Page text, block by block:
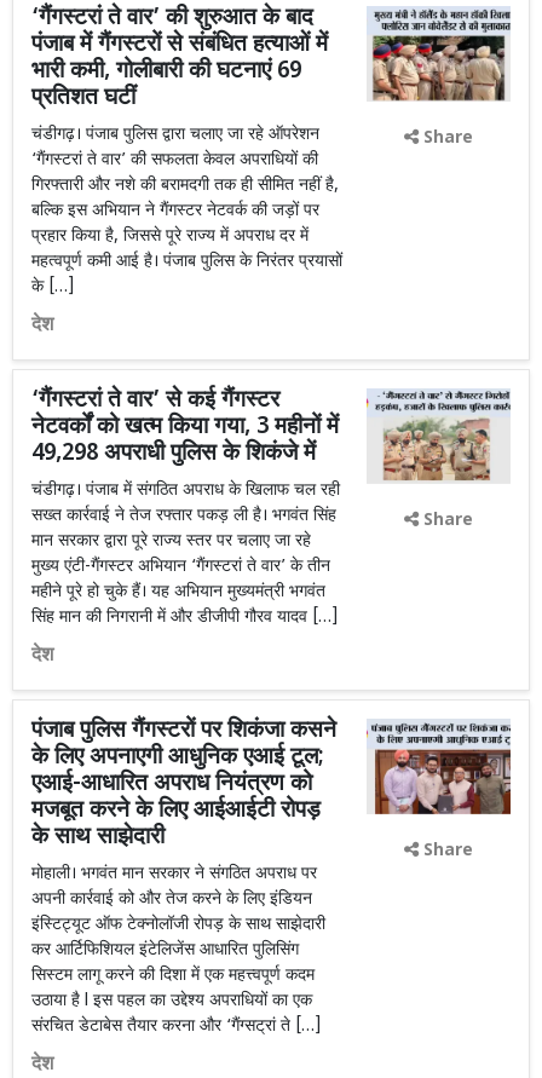
‘गैंगस्टरां ते वार’ की शुरुआत के बाद
पंजाब में गैंगस्टरों से संबंधित हत्याओं में
भारी कमी, गोलीबारी की घटनाएं 69
प्रतिशत घटीं
चंडीगढ़। पंजाब पुलिस द्वारा चलाए जा रहे ऑपरेशन
‘गैंगस्टरां ते वार’ की सफलता केवल अपराधियों की
गिरफ्तारी और नशे की बरामदगी तक ही सीमित नहीं है,
बल्कि इस अभियान ने गैंगस्टर नेटवर्क की जड़ों पर
प्रहार किया है, जिससे पूरे राज्य में अपराध दर में
महत्वपूर्ण कमी आई है। पंजाब पुलिस के निरंतर प्रयासों
के […]
देश
Share
‘गैंगस्टरां ते वार’ से कई गैंगस्टर
नेटवर्कों को खत्म किया गया, 3 महीनों में
49,298 अपराधी पुलिस के शिकंजे में
चंडीगढ़। पंजाब में संगठित अपराध के खिलाफ चल रही
सख्त कार्रवाई ने तेज रफ्तार पकड़ ली है। भगवंत सिंह
मान सरकार द्वारा पूरे राज्य स्तर पर चलाए जा रहे
मुख्य एंटी-गैंगस्टर अभियान ‘गैंगस्टरां ते वार’ के तीन
महीने पूरे हो चुके हैं। यह अभियान मुख्यमंत्री भगवंत
सिंह मान की निगरानी में और डीजीपी गौरव यादव […]
देश
Share
पंजाब पुलिस गैंगस्टरों पर शिकंजा कसने
के लिए अपनाएगी आधुनिक एआई टूल;
एआई-आधारित अपराध नियंत्रण को
मजबूत करने के लिए आईआईटी रोपड़
के साथ साझेदारी
मोहाली। भगवंत मान सरकार ने संगठित अपराध पर
अपनी कार्रवाई को और तेज करने के लिए इंडियन
इंस्टिट्यूट ऑफ टेक्नोलॉजी रोपड़ के साथ साझेदारी
कर आर्टिफिशियल इंटेलिजेंस आधारित पुलिसिंग
सिस्टम लागू करने की दिशा में एक महत्त्वपूर्ण कदम
उठाया है l इस पहल का उद्देश्य अपराधियों का एक
संरचित डेटाबेस तैयार करना और ‘गैंग्सट्रां ते […]
देश
Share